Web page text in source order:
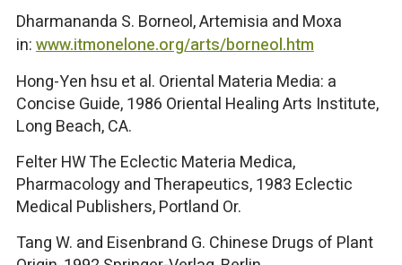
Dharmananda S. Borneol, Artemisia and Moxa
in:www.itmonelone.org/arts/borneol.htm
Hong-Yen hsu et al. Oriental Materia Media: a
Concise Guide, 1986 Oriental Healing Arts Institute,
Long Beach, CA.
Felter HW The Eclectic Materia Medica,
Pharmacology and Therapeutics, 1983 Eclectic
Medical Publishers, Portland Or.
Tang W. and Eisenbrand G. Chinese Drugs of Plant